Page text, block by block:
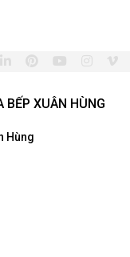
BẾP XUÂN HÙNG
Hùng